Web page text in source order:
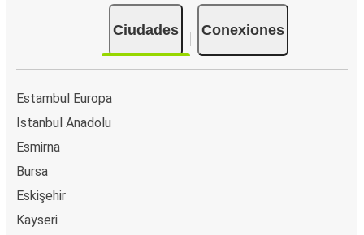
Ciudades Conexiones
Estambul Europa
Istanbul Anadolu
Esmirna
Bursa
Eskişehir
Kayseri